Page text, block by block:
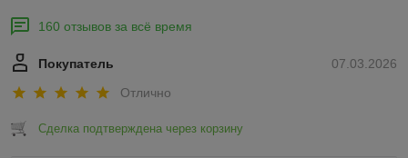
160 отзывов за всё время
07.03.2026
Покупатель
Отлично
Сделка подтверждена через корзину